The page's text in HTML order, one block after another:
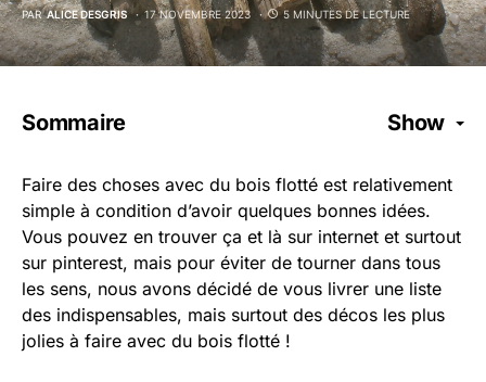
PAR ALICE DESGRIS 17 NOVEMBRE 2023 5 MINUTES DE LECTURE
Sommaire Show
Faire des choses avec du bois flotté est relativement
simple à condition d’avoir quelques bonnes idées.
Vous pouvez en trouver ça et là sur internet et surtout
sur pinterest, mais pour éviter de tourner dans tous
les sens, nous avons décidé de vous livrer une liste
des indispensables, mais surtout des décos les plus
jolies à faire avec du bois flotté !